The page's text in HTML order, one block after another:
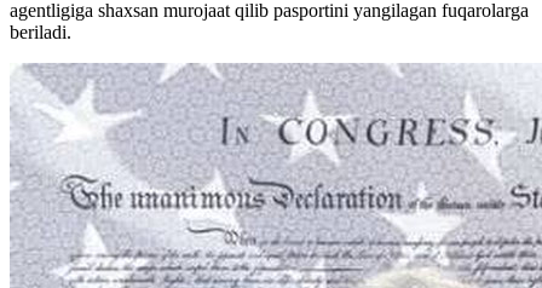
agentligiga shaxsan murojaat qilib pasportini yangilagan fuqarolarga
beriladi.